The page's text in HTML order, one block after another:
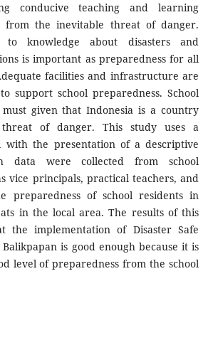
conducive teaching and learning
from the inevitable threat of danger.
to knowledge about disasters and
is important as preparedness for all
facilities and infrastructure are
support school preparedness. School
given that Indonesia is a country
of danger. This study uses a
with the presentation of a descriptive
data were collected from school
vice principals, practical teachers, and
preparedness of school residents in
in the local area. The results of this
the implementation of Disaster Safe
Balikpapan is good enough because it is
level of preparedness from the school